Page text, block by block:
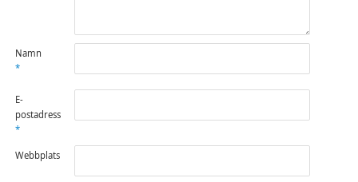
Namn
*
E-
postadress
*
Webbplats